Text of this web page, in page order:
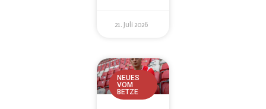
21. Juli 2026
NEUES
VOM
BETZE